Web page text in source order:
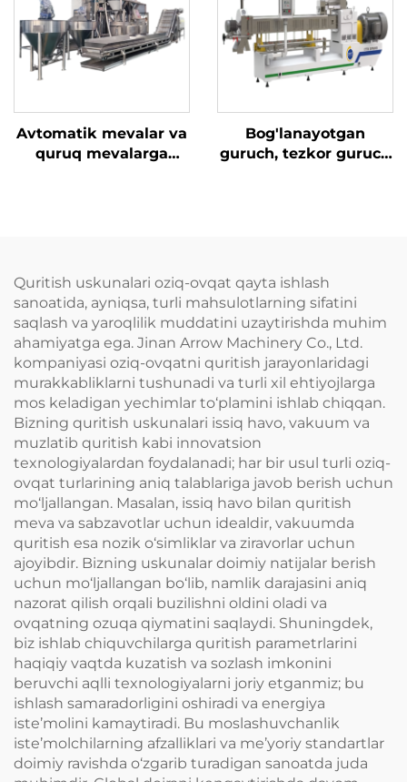
Avtomatik mevalar va
quruq mevalarga
Bog'lanayotgan
guruch, tezkor guruch
Quritish uskunalari oziq-ovqat qayta ishlash
sanoatida, ayniqsa, turli mahsulotlarning sifatini
saqlash va yaroqlilik muddatini uzaytirishda muhim
ahamiyatga ega. Jinan Arrow Machinery Co., Ltd.
kompaniyasi oziq-ovqatni quritish jarayonlaridagi
murakkabliklarni tushunadi va turli xil ehtiyojlarga
mos keladigan yechimlar to‘plamini ishlab chiqqan.
Bizning quritish uskunalari issiq havo, vakuum va
muzlatib quritish kabi innovatsion
texnologiyalardan foydalanadi; har bir usul turli oziq-
ovqat turlarining aniq talablariga javob berish uchun
mo‘ljallangan. Masalan, issiq havo bilan quritish
meva va sabzavotlar uchun idealdir, vakuumda
quritish esa nozik o‘simliklar va ziravorlar uchun
ajoyibdir. Bizning uskunalar doimiy natijalar berish
uchun mo‘ljallangan bo‘lib, namlik darajasini aniq
nazorat qilish orqali buzilishni oldini oladi va
ovqatning ozuqa qiymatini saqlaydi. Shuningdek,
biz ishlab chiquvchilarga quritish parametrlarini
haqiqiy vaqtda kuzatish va sozlash imkonini
beruvchi aqlli texnologiyalarni joriy etganmiz; bu
ishlash samaradorligini oshiradi va energiya
iste’molini kamaytiradi. Bu moslashuvchanlik
iste’molchilarning afzalliklari va me’yoriy standartlar
doimiy ravishda o‘zgarib turadigan sanoatda juda